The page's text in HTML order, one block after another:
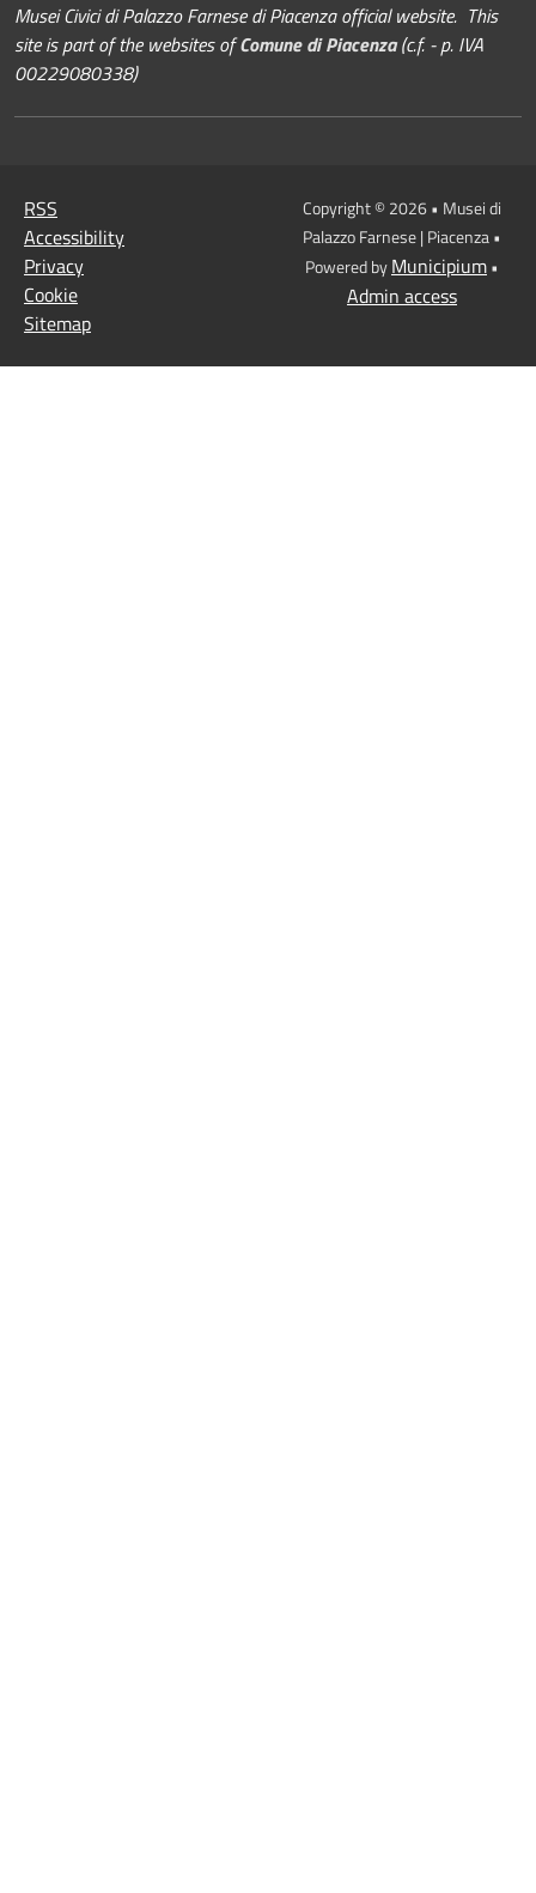
Musei Civici di Palazzo Farnese di Piacenza official website. This
site is part of the websites ofComune di Piacenza(c.f. - p. IVA
00229080338)
RSS
Accessibility
Privacy
Cookie
Sitemap
Copyright © 2026 • Musei di
Palazzo Farnese | Piacenza •
Powered byMunicipium•
Admin access